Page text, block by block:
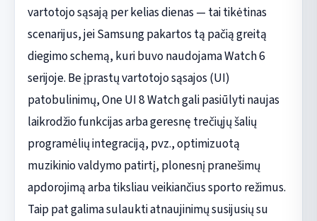
vartotojo sąsają per kelias dienas — tai tikėtinas
scenarijus, jei Samsung pakartos tą pačią greitą
diegimo schemą, kuri buvo naudojama Watch 6
serijoje. Be įprastų vartotojo sąsajos (UI)
patobulinimų, One UI 8 Watch gali pasiūlyti naujas
laikrodžio funkcijas arba geresnę trečiųjų šalių
programėlių integraciją, pvz., optimizuotą
muzikinio valdymo patirtį, plonesnį pranešimų
apdorojimą arba tiksliau veikiančius sporto režimus.
Taip pat galima sulaukti atnaujinimų susijusių su